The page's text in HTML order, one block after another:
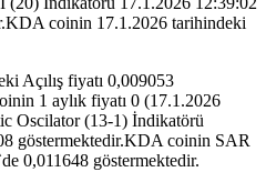
coinin 17.1.2026 tarihindeki
Açılış fiyatı 0,009053
1 aylık fiyatı 0 (17.1.2026
Oscilator (13-1) İndikatörü
göstermektedir.KDA coinin SAR
0,011648 göstermektedir.